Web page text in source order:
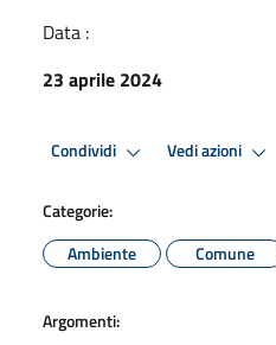
Data :
23 aprile 2024
Condividi Vedi azioni
Categorie:
Ambiente
Comune
Argomenti: